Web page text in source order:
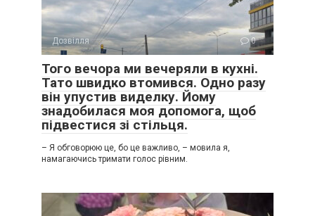
Дозвілля 0
Того вечора ми вечеряли в кухні.
Тато швидко втомився. Одно разу
він упустив виделку. Йому
знадобилася моя допомога, щоб
підвестися зі стільця.
– Я обговорюю це, бо це важливо, – мовила я,
намагаючись тримати голос рівним.